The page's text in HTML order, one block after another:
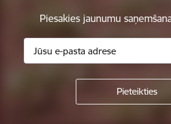
Piesakies jaunumu